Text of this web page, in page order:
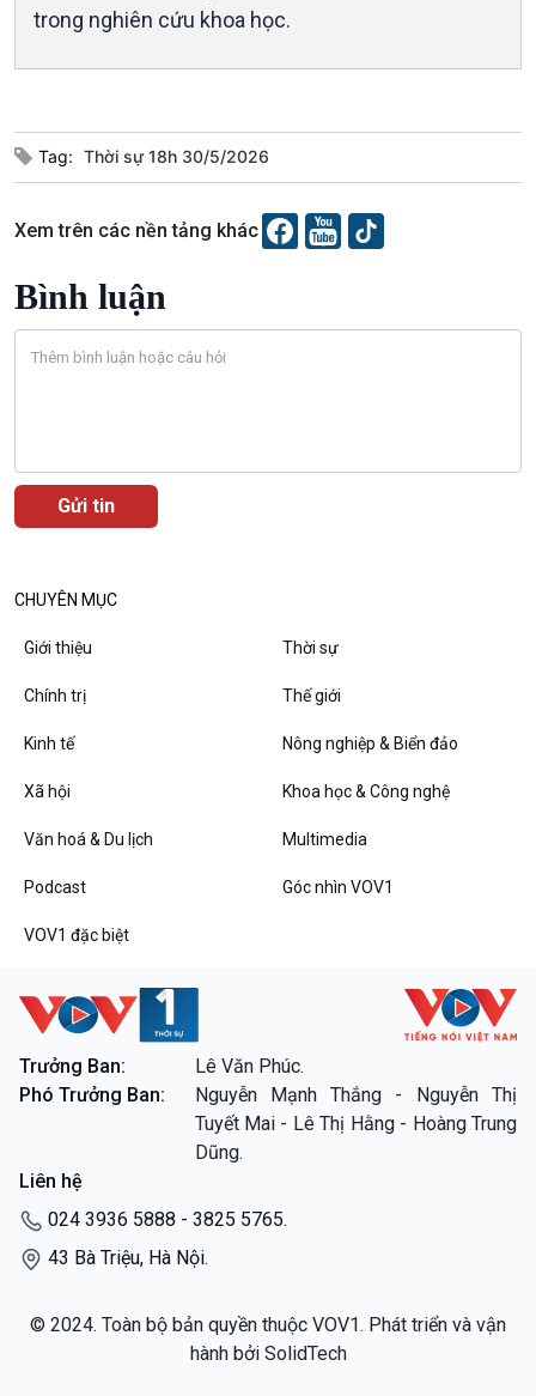
Podcast
Góc nhìn VOV1
Bình luận
10 phút Sự kiện - Luận bàn
VOV1 đặc biệt
Thanh âm ký sự
Các chương trình đặc biệt
trong nghiên cứu khoa học.
Tag: Thời sự 18h 30/5/2026
Xem trên các nền tảng khác
Bình luận
CHUYÊN MỤC
Giới thiệu Thời sự
Chính trị Thế giới
Kinh tế Nông nghiệp & Biển đảo
Xã hội Khoa học & Công nghệ
Văn hoá & Du lịch Multimedia
Podcast Góc nhìn VOV1
VOV1 đặc biệt
Trưởng Ban:
Lê Văn Phúc.
Phó Trưởng Ban:
Nguyễn Mạnh Thắng - Nguyễn Thị
Tuyết Mai - Lê Thị Hằng - Hoàng Trung
Dũng.
Liên hệ
024 3936 5888 - 3825 5765.
43 Bà Triệu, Hà Nội.
© 2024. Toàn bộ bản quyền thuộc VOV1. Phát triển và vận
hành bởi SolidTech